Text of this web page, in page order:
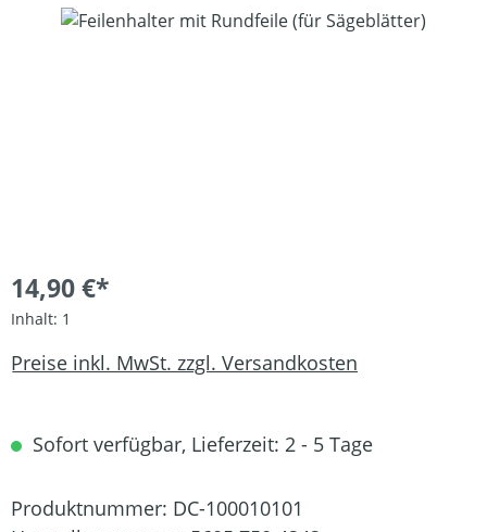
Bildergalerie überspringen
14,90 €*
Inhalt: 1
Preise inkl. MwSt. zzgl. Versandkosten
Sofort verfügbar, Lieferzeit: 2 - 5 Tage
Produktnummer: DC-100010101